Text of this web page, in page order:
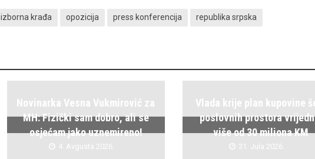
izborna krađa opozicija press konferencija republika srpska
Novinarka Vesna Vukmirović za
MH: Fizički sam dobro, ali se
osjećam jako uznemireno!
4. Avgusta 2026.
Vlada krije plan kupovine
poslovnih prostora
više od 30 miliona KM
31. Jula 2026.